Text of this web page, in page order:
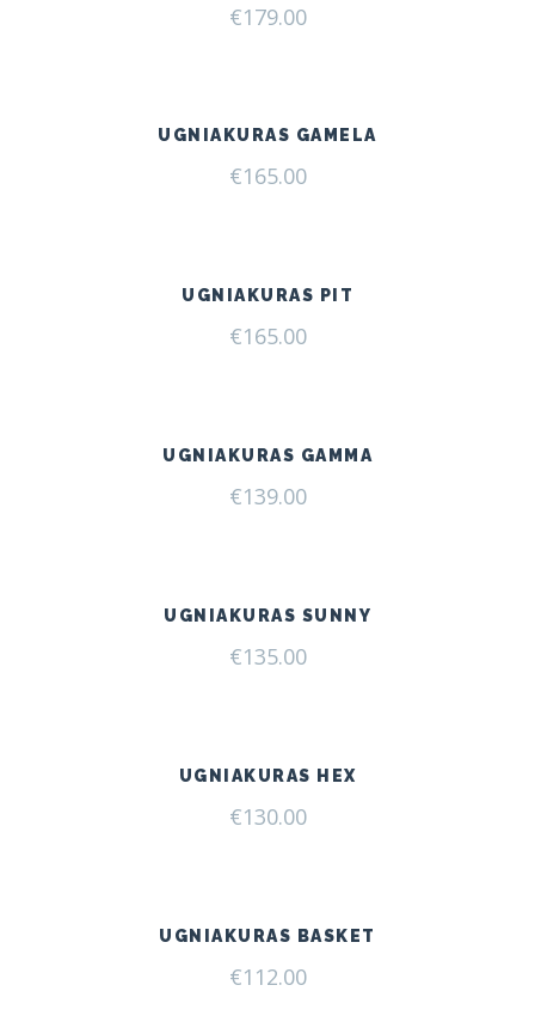
€179.00
UGNIAKURAS GAMELA
€165.00
UGNIAKURAS PIT
€165.00
UGNIAKURAS GAMMA
€139.00
UGNIAKURAS SUNNY
€135.00
UGNIAKURAS HEX
€130.00
UGNIAKURAS BASKET
€112.00